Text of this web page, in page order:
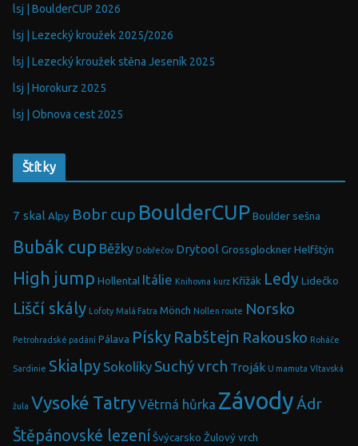
lsj | BoulderCUP 2026
lsj | Lezecký kroužek 2025/2026
lsj | Lezecký kroužek stěna Jeseník 2025
lsj | Horokurz 2025
lsj | Obnova cest 2025
Štítky
7 skal Alpy Bobr cup BoulderCUP Boulder sešna
Bubák cup Běžky Dobřečov Drytool Grossglockner Helfštýn
High jump Hollental Itálie Knihovna kurz Křížák Ledy Lidečko
Liščí skály Lofoty Malá Fatra Mönch Nollen route Norsko
Petrohradské padání Pálava Písky Rabštejn Rakousko Roháče
Sardinie Skialpy Sokolíky Suchý vrch Troják U mamuta Vltavská
žula Vysoké TatryVětrná hůrka ZávodyÁdr
Štěpánovské lezení Švýcarsko Žulový vrch